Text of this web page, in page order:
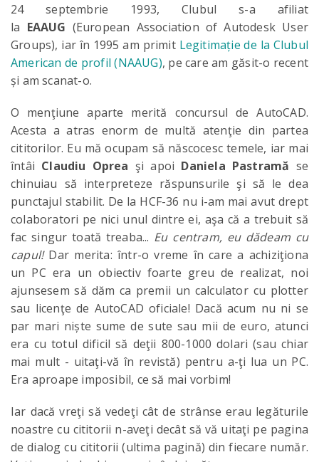
24 septembrie 1993, Clubul s-a afiliat
la EAAUG (European Association of Autodesk User
Groups), iar în 1995 am primit Legitimație de la Clubul
American de profil (NAAUG), pe care am găsit-o recent
și am scanat-o.
O menţiune aparte merită concursul de AutoCAD.
Acesta a atras enorm de multă atenţie din partea
cititorilor. Eu mă ocupam să născocesc temele, iar mai
întâi Claudiu Oprea şi apoi Daniela Pastramă se
chinuiau să interpreteze răspunsurile şi să le dea
punctajul stabilit. De la HCF-36 nu i-am mai avut drept
colaboratori pe nici unul dintre ei, aşa că a trebuit să
fac singur toată treaba... Eu centram, eu dădeam cu
capul!Dar merita: într-o vreme în care a achiziţiona
un PC era un obiectiv foarte greu de realizat, noi
ajunsesem să dăm ca premii un calculator cu plotter
sau licenţe de AutoCAD oficiale! Dacă acum nu ni se
par mari niște sume de sute sau mii de euro, atunci
era cu totul dificil să deţii 800-1000 dolari (sau chiar
mai mult - uitaţi-vă în revistă) pentru a-ţi lua un PC.
Era aproape imposibil, ce să mai vorbim!
Iar dacă vreţi să vedeţi cât de strânse erau legăturile
noastre cu cititorii n-aveţi decât să vă uitaţi pe pagina
de dialog cu cititorii (ultima pagină) din fiecare număr.